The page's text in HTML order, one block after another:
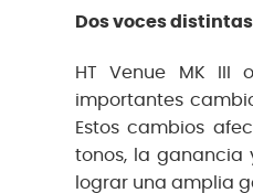
Dos voces
HT Venue MK III
importantes
Estos cambios
tonos, la ganancia
lograr una amplia